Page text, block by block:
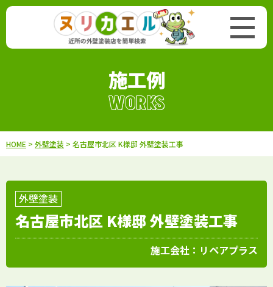
施工例
WORKS
HOME > 外壁塗装 > 名古屋市北区 K様邸 外壁塗装工事
外壁塗装
名古屋市北区 K様邸 外壁塗装工事
施工会社： リペアプラス